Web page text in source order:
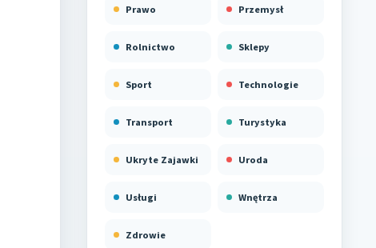
Prawo Przemysł
Rolnictwo Sklepy
Sport Technologie
Transport Turystyka
Ukryte Zajawki Uroda
Usługi Wnętrza
Zdrowie